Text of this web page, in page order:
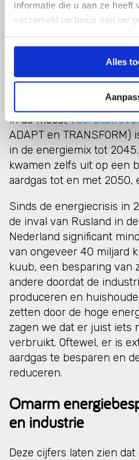
informatie die u aan ze heeft
verzameld op basis van uw
Alles
Aardgas is de
nodig
Waar de roep om te
resoneert, blijkt dit in de
Nederlandse
in de meest
ADAPT en TRANSFORM)
in de energiemix tot
kwamen zelfs uit op een
aardgas tot en met 2050,
Sinds de energiecrisis in
de inval van Rusland in
Nederland significant
van ongeveer 40 miljard
kuub, een besparing van
andere doordat de
produceren en
zetten door de hoge
zagen we dat er juist iets
verbruikt. Oftewel, er is
aardgas te besparen en
reduceren.
Omarm
en industrie
Deze cijfers laten zien